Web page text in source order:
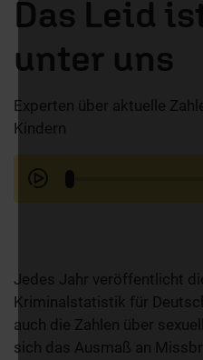
Das Leid
unter uns
Experten über aktuelle
Kindern
Jedes Jahr veröffentlicht
Kriminalstatistik für
auch die Zahlen über
sich das Ausmaß an